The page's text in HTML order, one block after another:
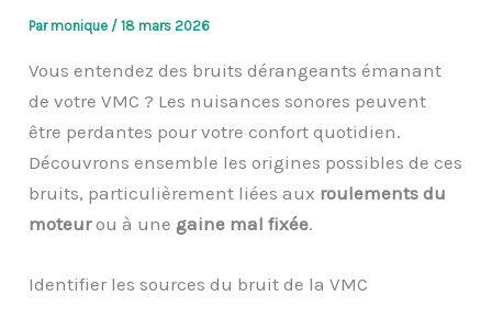
Parmonique /18 mars 2026
Vous entendez des bruits dérangeants émanant
de votre VMC ? Les nuisances sonores peuvent
être perdantes pour votre confort quotidien.
Découvrons ensemble les origines possibles de ces
bruits, particulièrement liées aux roulements du
moteurou à une gaine mal fixée.
Identifier les sources du bruit de la VMC